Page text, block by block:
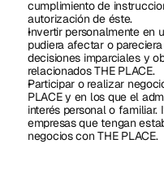
cumplimiento de
autorización de éste.
Invertir personalmente en
pudiera afectar o
decisiones imparciales y
relacionados THE PLACE.
Participar o realizar
PLACE y en los que el
interés personal o
empresas que tengan
negocios con THE PLACE.